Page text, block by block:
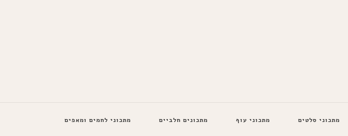
מתכוני סלטים מתכוני עוף מתכונים חלביים מתכוני לחמים ומאפים